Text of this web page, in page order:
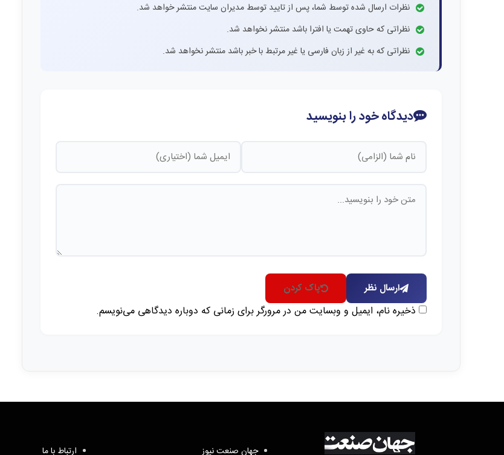
نظرات ارسال شده توسط شما، پس از تایید توسط مدیران سایت منتشر خواهد شد.
نظراتی که حاوی تهمت یا افترا باشد منتشر نخواهد شد.
نظراتی که به غیر از زبان فارسی یا غیر مرتبط با خبر باشد منتشر نخواهد شد.
دیدگاه خود را بنویسید
ارسال نظر پاک کردن
ذخیره نام، ایمیل و وبسایت من در مرورگر برای زمانی که دوباره دیدگاهی می‌نویسم.
جهان صنعت نیوز ارتباط با ما